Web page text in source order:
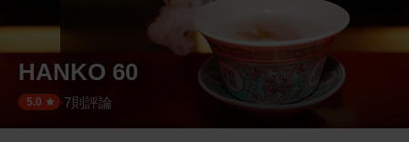
HANKO 60
5.0 ·7則評論